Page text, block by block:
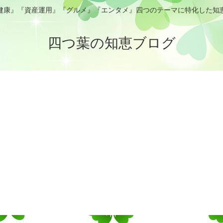
康』『資産運用』『グルメ』『エンタメ』四つのテーマに特化した知
四つ葉の知恵ブログ